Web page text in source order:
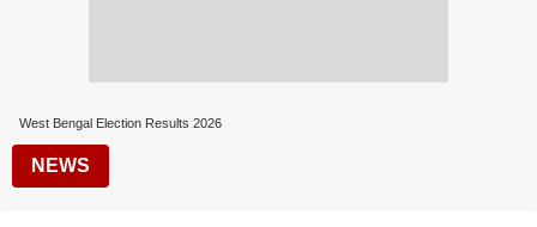
West Bengal Election Results 2026
NEWS